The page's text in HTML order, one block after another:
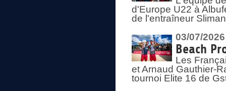
d'Europe U22 à
de l'entraîneur
03/07/2026
Beach
Les
et Arnaud Gauthier-
tournoi Elite 16 de